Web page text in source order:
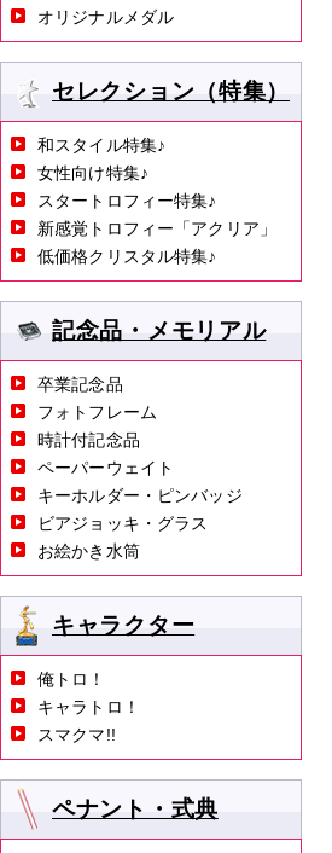
オリジナルメダル
セレクション（特集）
和スタイル特集♪
女性向け特集♪
スタートロフィー特集♪
新感覚トロフィー「アクリア」
低価格クリスタル特集♪
記念品・メモリアル
卒業記念品
フォトフレーム
時計付記念品
ペーパーウェイト
キーホルダー・ピンバッジ
ビアジョッキ・グラス
お絵かき水筒
キャラクター
俺トロ！
キャラトロ！
スマクマ!!
ペナント・式典